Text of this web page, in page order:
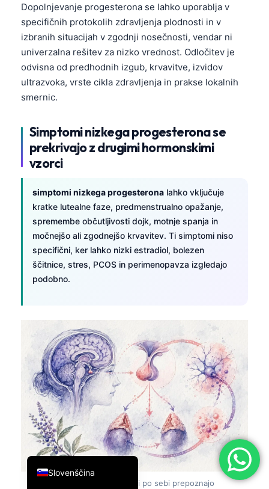
Dopolnjevanje progesterona se lahko uporablja v
specifičnih protokolih zdravljenja plodnosti in v
izbranih situacijah v zgodnji nosečnosti, vendar ni
univerzalna rešitev za nizko vrednost. Odločitev je
odvisna od predhodnih izgub, krvavitve, izvidov
ultrazvoka, vrste cikla zdravljenja in prakse lokalnih
smernic.
Simptomi nizkega progesterona se
prekrivajo z drugimi hormonskimi
vzorci
simptomi nizkega progesterona lahko vključuje
kratke lutealne faze, predmenstrualno opažanje,
spremembe občutljivosti dojk, motnje spanja in
močnejšo ali zgodnejšo krvavitev. Ti simptomi niso
specifični, ker lahko nizki estradiol, bolezen
ščitnice, stres, PCOS in perimenopavza izgledajo
podobno.
Simptomi redko sami po sebi prepoznajo
Slovenščina
English
Deutsch
العربية
Français
עִבְרִית
Italiano
Español
Türkçe
Română
简体中文
Български
Nederlands
हिन्दी
Հայերեն
Íslenska
Српски језик
Svenska
Bosanski